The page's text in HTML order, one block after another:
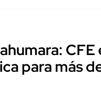
CFE
para más